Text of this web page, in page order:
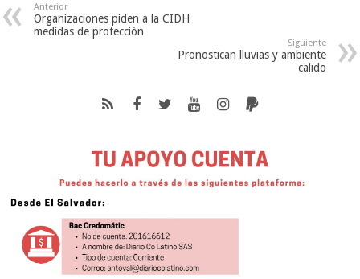
Anterior
Organizaciones piden a la CIDH
medidas de protección
Siguiente
Pronostican lluvias y ambiente
calido